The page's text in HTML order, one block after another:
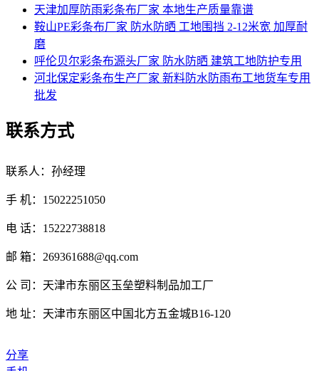
天津加厚防雨彩条布厂家 本地生产质量靠谱
鞍山PE彩条布厂家 防水防晒 工地围挡 2-12米宽 加厚耐
磨
呼伦贝尔彩条布源头厂家 防水防晒 建筑工地防护专用
河北保定彩条布生产厂家 新料防水防雨布工地货车专用
批发
联系方式
联系人：孙经理
手 机：15022251050
电 话：15222738818
邮 箱：269361688@qq.com
公 司：天津市东丽区玉垒塑料制品加工厂
地 址：天津市东丽区中国北方五金城B16-120
分享